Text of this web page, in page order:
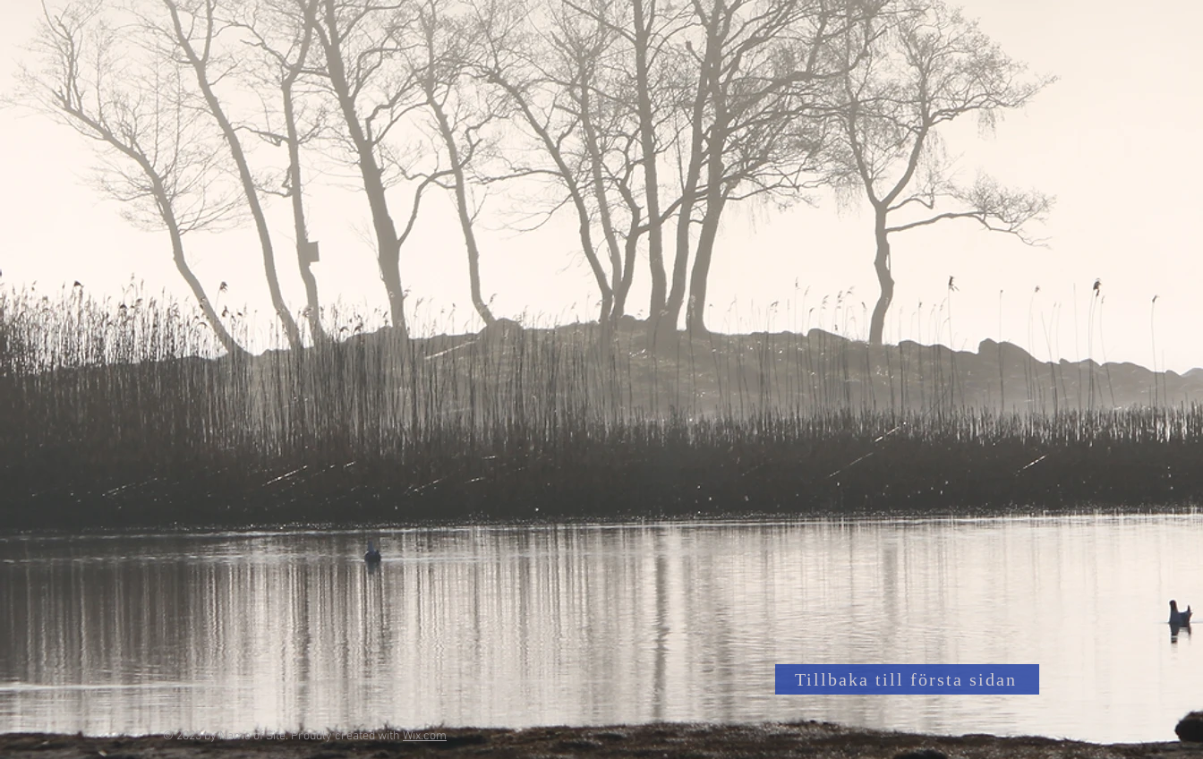
Tillbaka till första sidan
© 2023 by Name of Site. Proudly created withWix.com